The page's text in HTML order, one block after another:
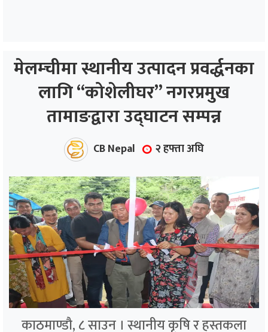
मेलम्चीमा स्थानीय उत्पादन प्रवर्द्धनका
लागि “कोशेलीघर” नगरप्रमुख
तामाङद्वारा उद्घाटन सम्पन्न
CB Nepal २ हफ्ता अघि
काठमाण्डौ, ८ साउन । स्थानीय कृषि र हस्तकला